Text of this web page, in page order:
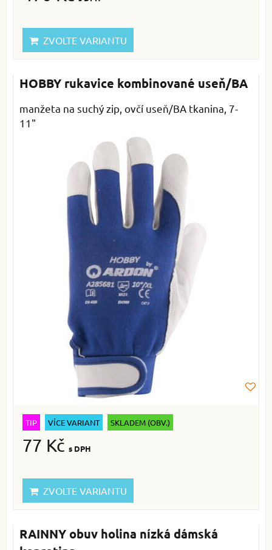
ZVOLTE VARIANTU
HOBBY rukavice kombinované useň/BA
manžeta na suchý zip, ovčí useň/BA tkanina, 7-
11"
TIP VÍCE VARIANT SKLADEM (OBV.)
77 Kč s DPH
ZVOLTE VARIANTU
RAINNY obuv holina nízká dámská